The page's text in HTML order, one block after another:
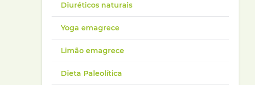
Diuréticos naturais
Yoga emagrece
Limão emagrece
Dieta Paleolítica